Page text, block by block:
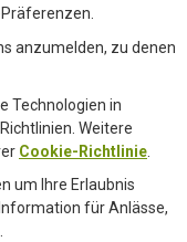
anzumelden, zu denen
Technologien in
Weitere
Cookie-Richtlinie
um Ihre Erlaubnis
für Anlässe,